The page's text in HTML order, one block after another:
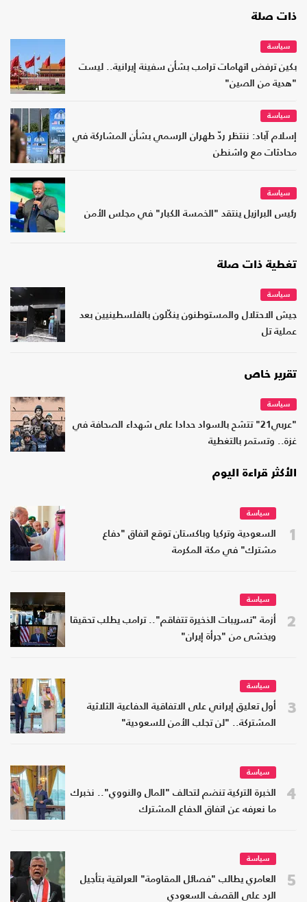
ذات صلة
سياسة
بكين ترفض اتهامات ترامب بشأن سفينة إيرانية.. ليست
"هدية من الصين"
سياسة
إسلام آباد: ننتظر ردّ طهران الرسمي بشأن المشاركة في
محادثات مع واشنطن
سياسة
رئيس البرازيل ينتقد "الخمسة الكبار" في مجلس الأمن
تغطية ذات صلة
سياسة
جيش الاحتلال والمستوطنون ينكّلون بالفلسطينيين بعد
عملية تل
تقرير خاص
سياسة
"عربي21" تتشح بالسواد حدادا على شهداء الصحافة في
غزة.. وتستمر بالتغطية
الأكثر قراءة اليوم
1
سياسة
السعودية وتركيا وباكستان توقع اتفاق "دفاع
مشترك" في مكة المكرمة
2
سياسة
أزمة "تسريبات الذخيرة تتفاقم".. ترامب يطلب تحقيقا
ويخشى من "جرأة إيران"
3
سياسة
أول تعليق إيراني على الاتفاقية الدفاعية الثلاثية
المشتركة.. "لن تجلب الأمن للسعودية"
4
سياسة
الخبرة التركية تنضم لتحالف "المال والنووي".. نخبرك
ما نعرفه عن اتفاق الدفاع المشترك
5
سياسة
العامري يطالب "فصائل المقاومة" العراقية بتأجيل
الرد على القصف السعودي